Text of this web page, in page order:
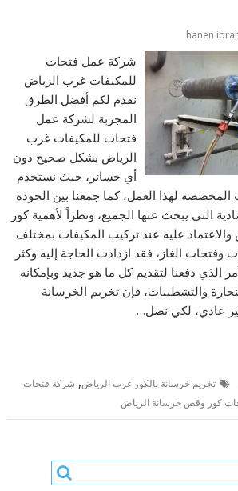
hanen
شركة عمل فتحات
للمكيفات غرب الرياض
نقدم لكم أفضل الطرق
المجربة لشركة عمل
فتحات للمكيفات غرب
الرياض بشكل صحيح دون
أي خسائر، حيث نستخدم
المخصصة لهذا العمل، كما جمعنا بين الجودة
التي يبحث عنها الجميع، ونظراً لأهمية كور
والاعتماد عليه عند تركيب المكيفات بمختلف
وفتحات الغاز، فقد ازدادت الحاجة إليه وكثر
الذي دفعنا لتقديم كل ما هو جديد وبإمكانه
والتشطيبات، فإن تخريم الخرسانة
عادي، لكي نصل…
تخريم خرسانة بالكور غرب الرياض, شركة فتحات
كور وقص خرسانة الرياض